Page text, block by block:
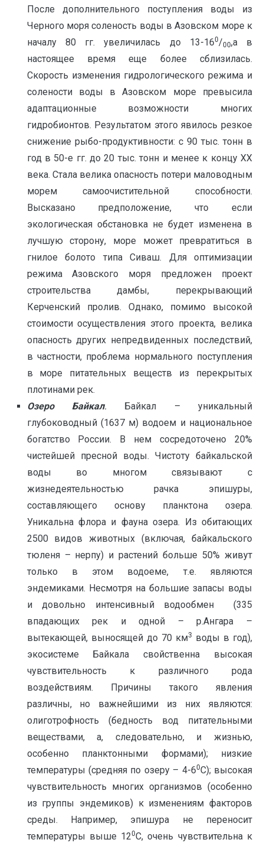
После дополнительного поступления воды из
Черного моря соленость воды в Азовском море к
началу 80 гг. увеличилась до 13-160/00,а в
настоящее время еще более сблизилась.
Скорость изменения гидрологического режима и
солености воды в Азовском море превысила
адаптационные возможности многих
гидробионтов. Результатом этого явилось резкое
снижение рыбо-продуктивности: с 90 тыс. тонн в
год в 50-е гг. до 20 тыс. тонн и менее к концу ХХ
века. Стала велика опасность потери маловодным
морем самоочистительной способности.
Высказано предположение, что если
экологическая обстановка не будет изменена в
лучшую сторону, море может превратиться в
гнилое болото типа Сиваш. Для оптимизации
режима Азовского моря предложен проект
строительства дамбы, перекрывающий
Керченский пролив. Однако, помимо высокой
стоимости осуществления этого проекта, велика
опасность других непредвиденных последствий,
в частности, проблема нормального поступления
в море питательных веществ из перекрытых
плотинами рек.
Озеро Байкал. Байкал – уникальный
глубоководный (1637 м) водоем и национальное
богатство России. В нем сосредоточено 20%
чистейшей пресной воды. Чистоту байкальской
воды во многом связывают с
жизнедеятельностью рачка эпишуры,
составляющего основу планктона озера.
Уникальна флора и фауна озера. Из обитающих
2500 видов животных (включая, байкальского
тюленя – нерпу) и растений больше 50% живут
только в этом водоеме, т.е. являются
эндемиками. Несмотря на большие запасы воды
и довольно интенсивный водообмен (335
впадающих рек и одной – р.Ангара –
вытекающей, выносящей до 70 км3 воды в год),
экосистеме Байкала свойственна высокая
чувствительность к различного рода
воздействиям. Причины такого явления
различны, но важнейшими из них являются:
олиготрофность (бедность вод питательными
веществами, а, следовательно, и жизнью,
особенно планктонными формами); низкие
температуры (средняя по озеру – 4-60С); высокая
чувствительность многих организмов (особенно
из группы эндемиков) к изменениям факторов
среды. Например, эпишура не переносит
температуры выше 120С, очень чувствительна к